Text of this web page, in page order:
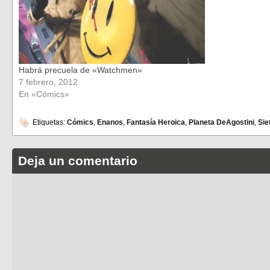
Habrá precuela de «Watchmen»
7 febrero, 2012
En «Cómics»
Etiquetas: Cómics, Enanos, Fantasía Heroica, Planeta DeAgostini,
Deja un comentario